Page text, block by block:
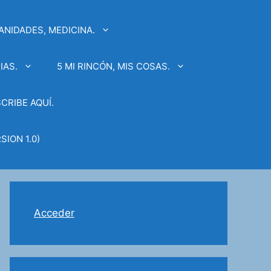
MEDICINA.
5 MI RINCÓN, MIS COSAS.
AQUÍ.
1.0)
Acceder